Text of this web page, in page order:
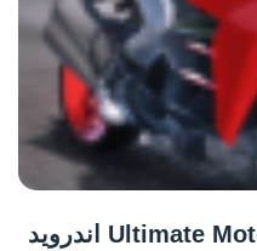
دانلود Ultimate Motorcycle Simulator اندروید